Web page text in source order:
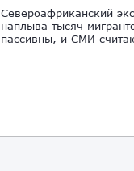
Североафриканский
наплыва тысяч
пассивны, и СМИ